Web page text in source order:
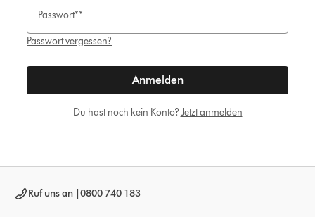
Passwort**
Passwort vergessen?
Anmelden
Du hast noch kein Konto?Jetzt anmelden
Ruf uns an | 0800 740 183